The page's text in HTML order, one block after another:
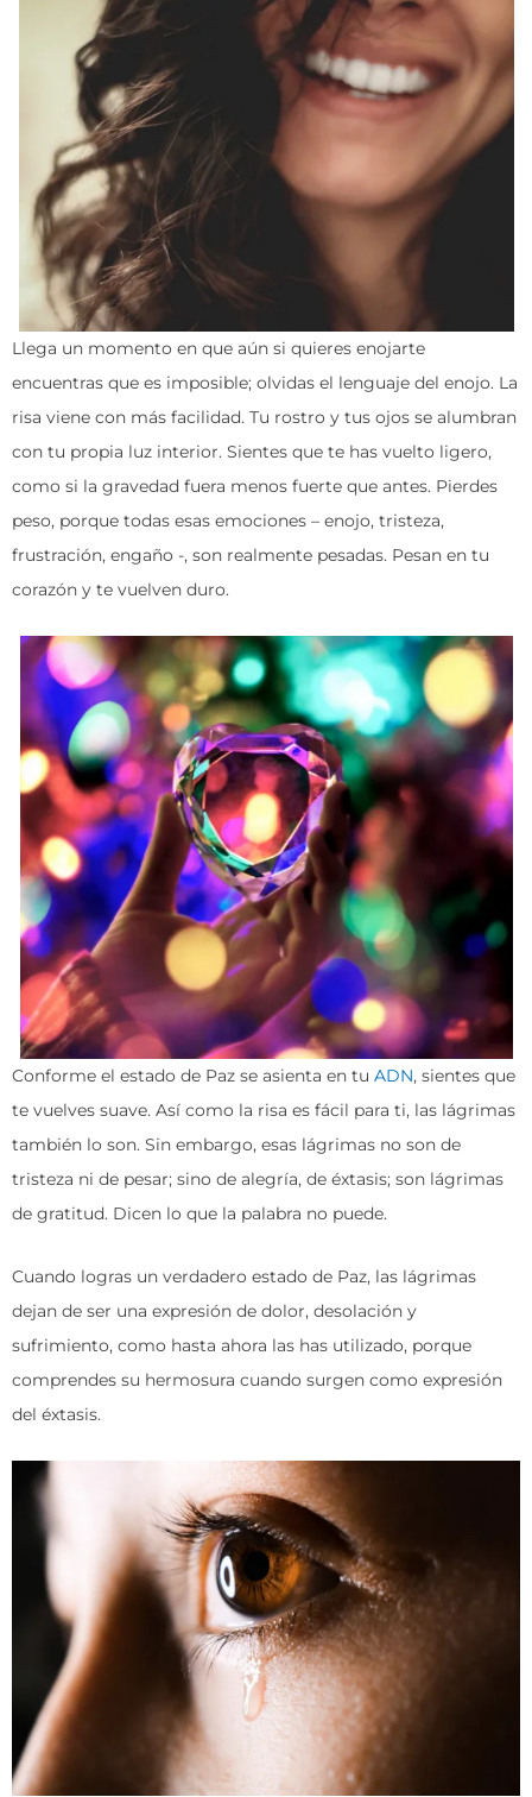
Llega un momento en que aún si quieres enojarte
encuentras que es imposible; olvidas el lenguaje del enojo. La
risa viene con más facilidad. Tu rostro y tus ojos se alumbran
con tu propia luz interior. Sientes que te has vuelto ligero,
como si la gravedad fuera menos fuerte que antes. Pierdes
peso, porque todas esas emociones – enojo, tristeza,
frustración, engaño -, son realmente pesadas. Pesan en tu
corazón y te vuelven duro.
Conforme el estado de Paz se asienta en tu ADN, sientes que
te vuelves suave. Así como la risa es fácil para ti, las lágrimas
también lo son. Sin embargo, esas lágrimas no son de
tristeza ni de pesar; sino de alegría, de éxtasis; son lágrimas
de gratitud. Dicen lo que la palabra no puede.
Cuando logras un verdadero estado de Paz, las lágrimas
dejan de ser una expresión de dolor, desolación y
sufrimiento, como hasta ahora las has utilizado, porque
comprendes su hermosura cuando surgen como expresión
del éxtasis.